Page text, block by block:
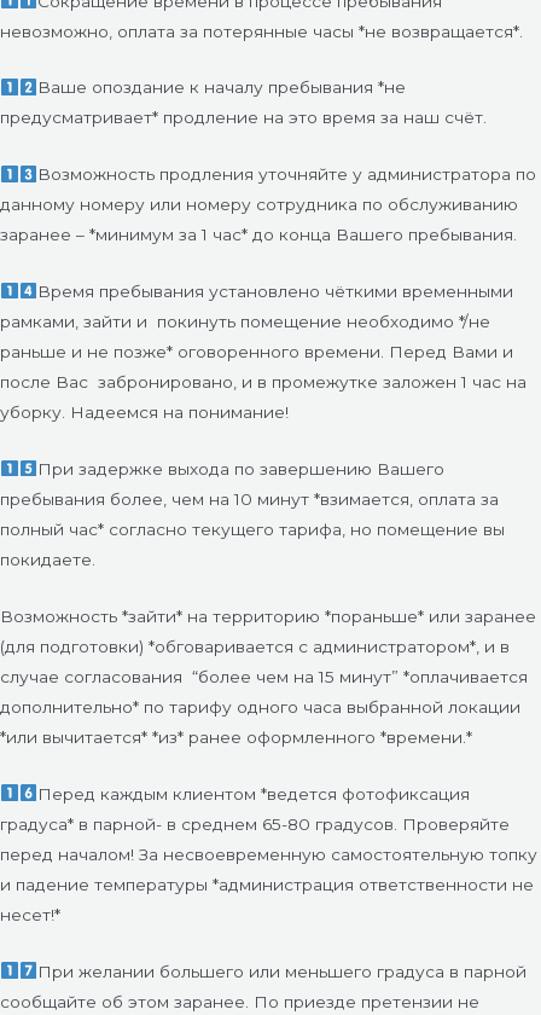
невозможно, оплата за потерянные часы *не возвращается*.
Ваше опоздание к началу пребывания *не
предусматривает* продление на это время за наш счёт.
Возможность продления уточняйте у администратора по
данному номеру или номеру сотрудника по обслуживанию
заранее – *минимум за 1 час* до конца Вашего пребывания.
Время пребывания установлено чёткими временными
рамками, зайти и
покинуть помещение необходимо */не
раньше и не позже* оговоренного времени. Перед Вами и
после Вас забронировано, и в промежутке заложен 1 час на
уборку. Надеемся на понимание!
При задержке выхода по завершению Вашего
пребывания более, чем на 10 минут *взимается, оплата за
полный час* согласно текущего тарифа, но помещение вы
покидаете.
Возможность *зайти* на территорию *пораньше* или заранее
(для подготовки) *обговаривается с администратором*, и в
случае согласования “более чем на 15 минут” *оплачивается
дополнительно* по тарифу одного часа выбранной локации
*или вычитается* *из* ранее оформленного *времени.*
Перед каждым клиентом *ведется фотофиксация
градуса* в парной- в среднем 65-80 градусов. Проверяйте
перед началом! За несвоевременную самостоятельную топку
и падение температуры *администрация ответственности не
несет!*
При желании большего или меньшего градуса в парной
сообщайте об этом заранее. По приезде претензии не